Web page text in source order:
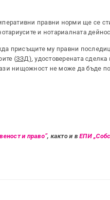
правни норми ще се
и нотариалната
присъщите му правни
(ЗЗД) , удостоверената
нищожност не може да бъде
и право”, както и в ЕПИ